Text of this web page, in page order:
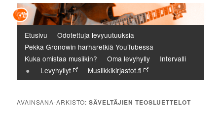
Päävalikko
Etusivu
Odotettuja levyuutuuksia
Pekka Gronowin harharetkiä YouTubessa
Kuka omistaa musiikin?
Oma levyhylly
Intervalli
Levyhyllyt
Musiikkikirjastot.fi
AVAINSANA-ARKISTO:SÄVELTÄJIEN TEOSLUETTELOT